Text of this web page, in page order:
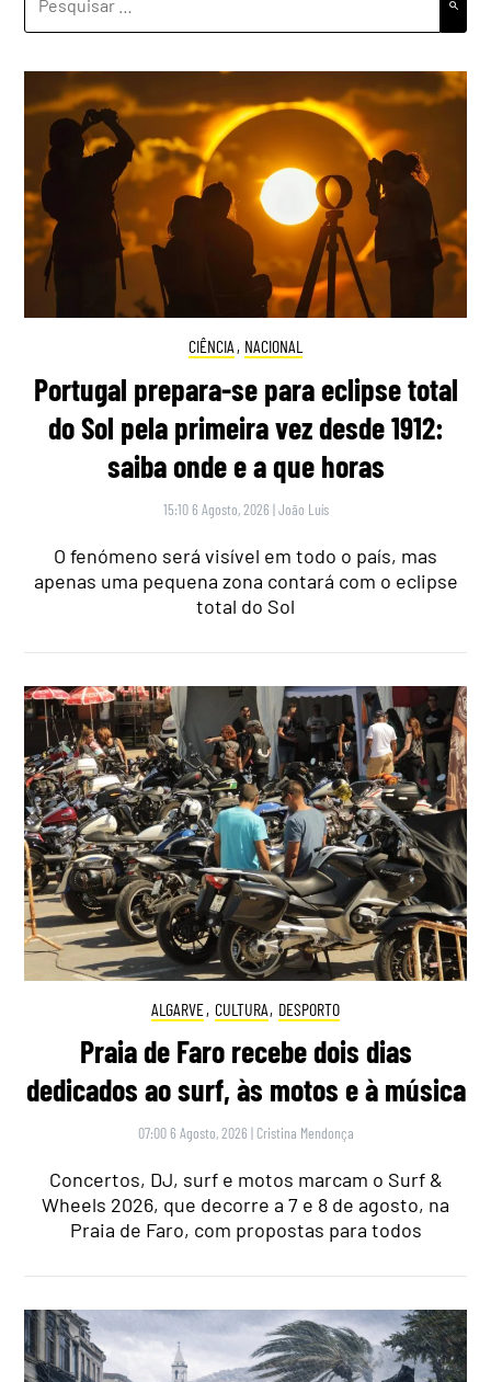
POR:
CIÊNCIA , NACIONAL
Portugal prepara-se para eclipse total
do Sol pela primeira vez desde 1912:
saiba onde e a que horas
15:10 6 Agosto, 2026 |João Luís
O fenómeno será visível em todo o país, mas
apenas uma pequena zona contará com o eclipse
total do Sol
ALGARVE, CULTURA, DESPORTO
Praia de Faro recebe dois dias
dedicados ao surf, às motos e à música
07:00 6 Agosto, 2026 | Cristina Mendonça
Concertos, DJ, surf e motos marcam o Surf &
Wheels 2026, que decorre a 7 e 8 de agosto, na
Praia de Faro, com propostas para todos